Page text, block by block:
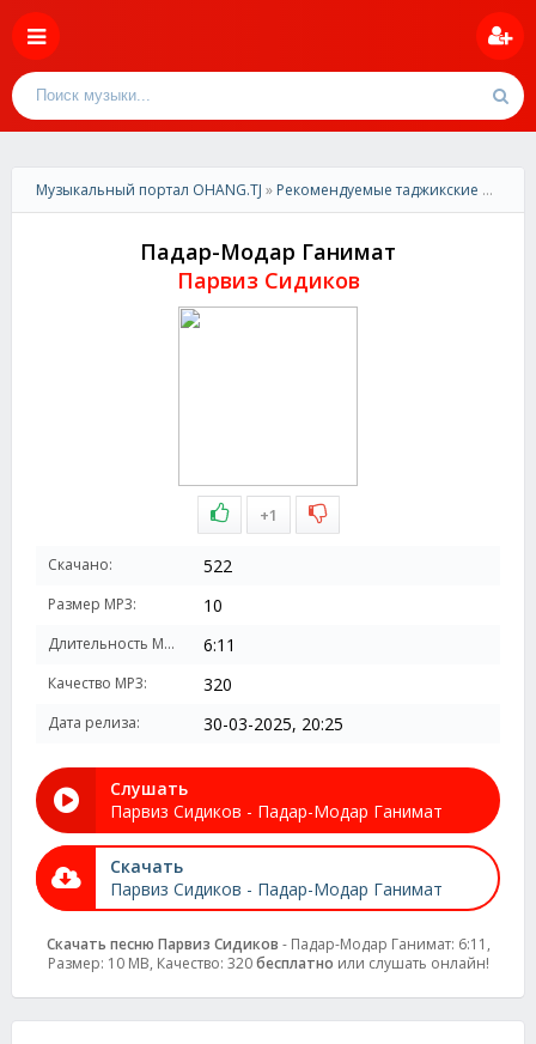
Музыкальный портал OHANG.TJ » Рекомендуемые таджикские песни
Падар-Модар Ганимат
Парвиз Сидиков
+1
Скачано: 522
Размер MP3: 10
Длительность MP3: 6:11
Качество MP3: 320
Дата релиза: 30-03-2025, 20:25
Слушать
Парвиз Сидиков - Падар-Модар Ганимат
Скачать
Парвиз Сидиков - Падар-Модар Ганимат
Скачать песню Парвиз Сидиков - Падар-Модар Ганимат: 6:11,
Размер: 10 MB, Качество: 320бесплатно или слушать онлайн!